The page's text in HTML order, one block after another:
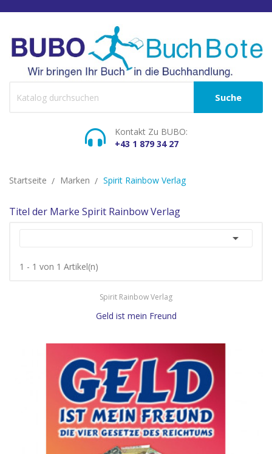
Suche
Kontakt Zu BUBO:
+43 1 879 34 27
Startseite Marken Spirit Rainbow Verlag
Titel der Marke Spirit Rainbow Verlag

1 - 1 von 1 Artikel(n)
Spirit Rainbow Verlag
Geld ist mein Freund